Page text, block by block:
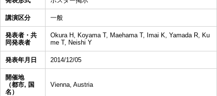
講演区分 一般
発表者・共
同発表者
Okura H, Koyama T, Maehama T, Imai K, Yamada R, Ku
me T, Neishi Y
発表年月日 2014/12/05
開催地
（都市, 国
名）
Vienna, Austria